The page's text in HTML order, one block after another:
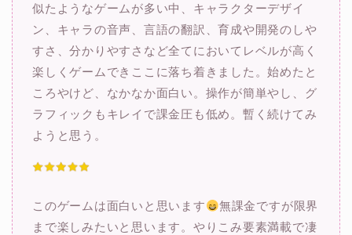
似たようなゲームが多い中、キャラクターデザイ
ン、キャラの音声、言語の翻訳、育成や開発のしや
すさ、分かりやすさなど全てにおいてレベルが高く
楽しくゲームできここに落ち着きました。始めたと
ころやけど、なかなか面白い。操作が簡単やし、グ
ラフィックもキレイで課金圧も低め。暫く続けてみ
ようと思う。
このゲームは面白いと思います
無課金ですが限界
まで楽しみたいと思います。やりこみ要素満載で凄